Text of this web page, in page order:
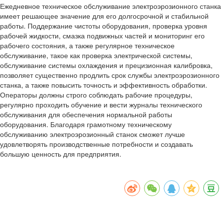
Ежедневное техническое обслуживание электроэрозионного станка
имеет решающее значение для его долгосрочной и стабильной
работы. Поддержание чистоты оборудования, проверка уровня
рабочей жидкости, смазка подвижных частей и мониторинг его
рабочего состояния, а также регулярное техническое
обслуживание, такое как проверка электрической системы,
обслуживание системы охлаждения и прецизионная калибровка,
позволяет существенно продлить срок службы электроэрозионного
станка, а также повысить точность и эффективность обработки.
Операторы должны строго соблюдать рабочие процедуры,
регулярно проходить обучение и вести журналы технического
обслуживания для обеспечения нормальной работы
оборудования. Благодаря грамотному техническому
обслуживанию электроэрозионный станок сможет лучше
удовлетворять производственные потребности и создавать
большую ценность для предприятия.